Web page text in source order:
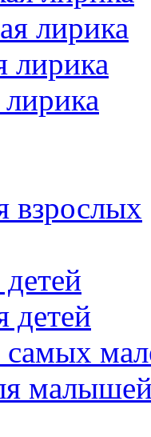
лирика
лирика
взрослых
детей